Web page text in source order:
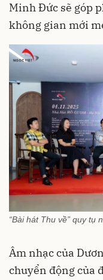
Minh Đức sẽ góp
không gian mới
“Bài hát Thu về” quy tụ
Âm nhạc của
chuyển động của